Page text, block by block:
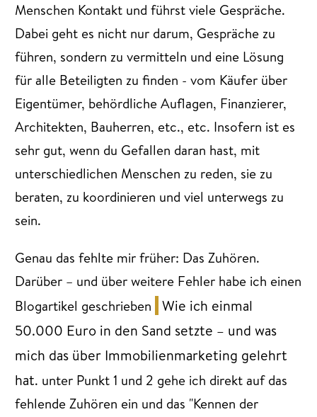
Menschen Kontakt und führst viele Gespräche.
Dabei geht es nicht nur darum, Gespräche zu
führen, sondern zu vermitteln und eine Lösung
für alle Beteiligten zu finden - vom Käufer über
Eigentümer, behördliche Auflagen, Finanzierer,
Architekten, Bauherren, etc., etc. Insofern ist es
sehr gut, wenn du Gefallen daran hast, mit
unterschiedlichen Menschen zu reden, sie zu
beraten, zu koordinieren und viel unterwegs zu
sein.
Genau das fehlte mir früher: Das Zuhören.
Darüber – und über weitere Fehler habe ich einen
Blogartikel geschrieben
Wie ich einmal
50.000 Euro in den Sand setzte – und was
mich das über Immobilienmarketing gelehrt
hat. unter Punkt 1 und 2 gehe ich direkt auf das
fehlende Zuhören ein und das "Kennen der